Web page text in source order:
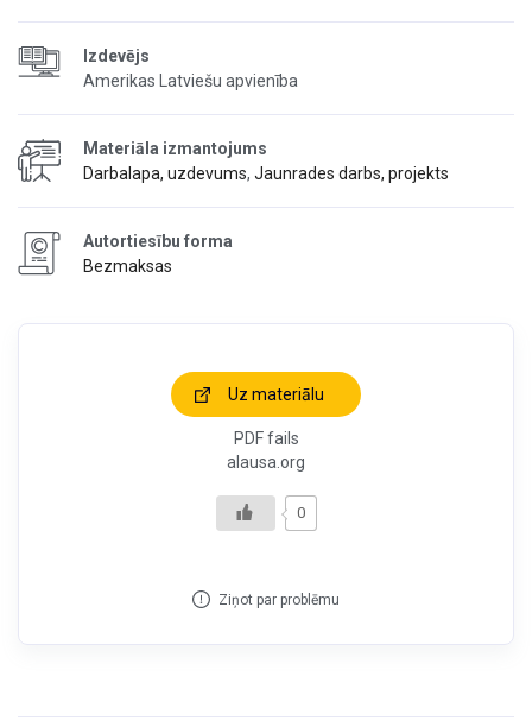
Izdevējs
Amerikas Latviešu apvienība
Materiāla izmantojums
Darbalapa, uzdevums, Jaunrades darbs, projekts
Autortiesību forma
Bezmaksas
Uz materiālu
PDF fails
alausa.org
0
Ziņot par problēmu